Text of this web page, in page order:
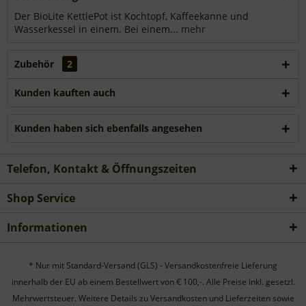
Der BioLite KettlePot ist Kochtopf, Kaffeekanne und
Wasserkessel in einem. Bei einem... mehr
Zubehör 2
Kunden kauften auch
Kunden haben sich ebenfalls angesehen
Telefon, Kontakt & Öffnungszeiten
Shop Service
Informationen
* Nur mit Standard-Versand (GLS) - Versandkostenfreie Lieferung
innerhalb der EU ab einem Bestellwert von € 100,-. Alle Preise inkl. gesetzl.
Mehrwertsteuer. Weitere Details zu Versandkosten und Lieferzeiten sowie